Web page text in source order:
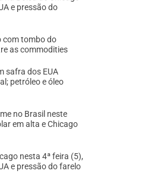
e pressão do
com tombo do
as commodities
safra dos EUA
petróleo e óleo
no Brasil neste
em alta e Chicago
nesta 4ª feira (5),
e pressão do farelo